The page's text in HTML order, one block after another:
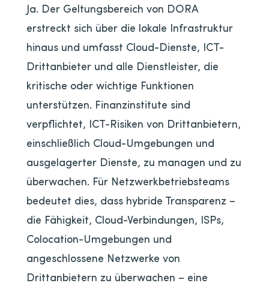
Ja. Der Geltungsbereich von DORA
erstreckt sich über die lokale Infrastruktur
hinaus und umfasst Cloud-Dienste, ICT-
Drittanbieter und alle Dienstleister, die
kritische oder wichtige Funktionen
unterstützen. Finanzinstitute sind
verpflichtet, ICT-Risiken von Drittanbietern,
einschließlich Cloud-Umgebungen und
ausgelagerter Dienste, zu managen und zu
überwachen. Für Netzwerkbetriebsteams
bedeutet dies, dass hybride Transparenz –
die Fähigkeit, Cloud-Verbindungen, ISPs,
Colocation-Umgebungen und
angeschlossene Netzwerke von
Drittanbietern zu überwachen – eine